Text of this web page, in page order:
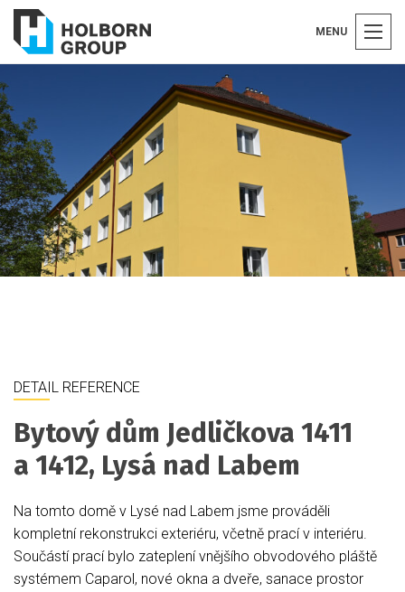
MENU
DETAIL REFERENCE
Bytový dům Jedličkova 1411
a 1412, Lysá nad Labem
Na tomto domě v Lysé nad Labem jsme prováděli
kompletní rekonstrukci exteriéru, včetně prací v interiéru.
Součástí prací bylo zateplení vnějšího obvodového pláště
systémem Caparol, nové okna a dveře, sanace prostor